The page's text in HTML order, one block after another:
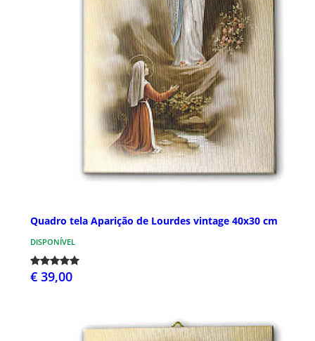
Quadro tela Aparição de Lourdes vintage 40x30 cm
DISPONÍVEL
€ 39,00